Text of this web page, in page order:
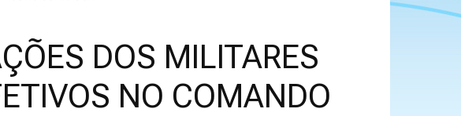
DOS MILITARES
NO COMANDO